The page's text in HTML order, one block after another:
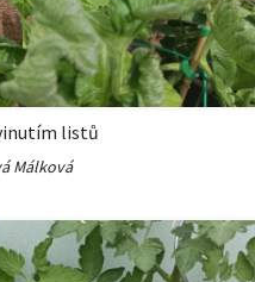
listů
Málková